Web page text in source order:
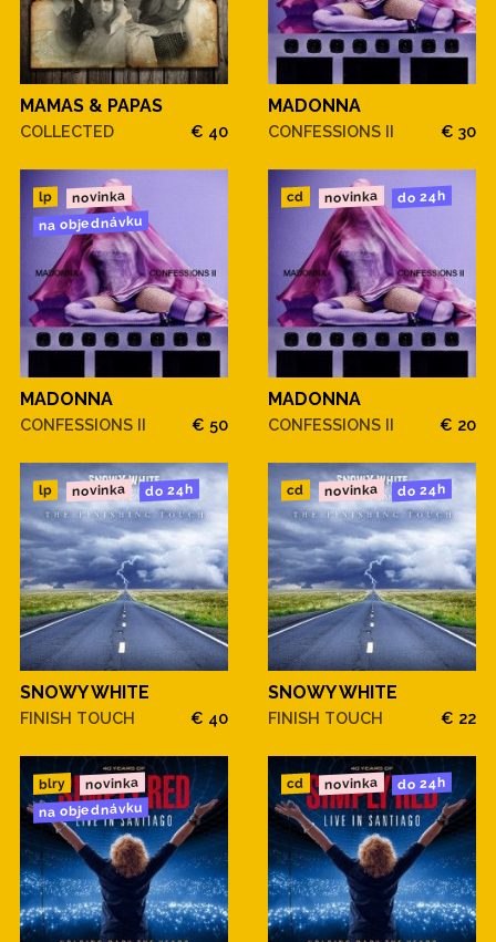
MAMAS & PAPAS
COLLECTED € 40
MADONNA
CONFESSIONS II € 30
lp novinka
na objednávku
MADONNA
CONFESSIONS II € 50
cd novinka do 24h
MADONNA
CONFESSIONS II € 20
lp novinka do 24h
SNOWY WHITE
FINISH TOUCH € 40
cd novinka do 24h
SNOWY WHITE
FINISH TOUCH € 22
blry novinka
na objednávku
cd novinka do 24h